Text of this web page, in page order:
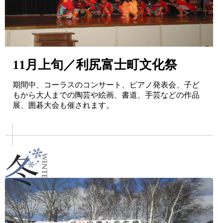
11月上旬／利尻富士町文化祭
期間中、コーラスのコンサート、ピアノ発表会、子ど
もから大人までの陶芸や絵画、書道、手芸などの作品
展、囲碁大会も催されます。